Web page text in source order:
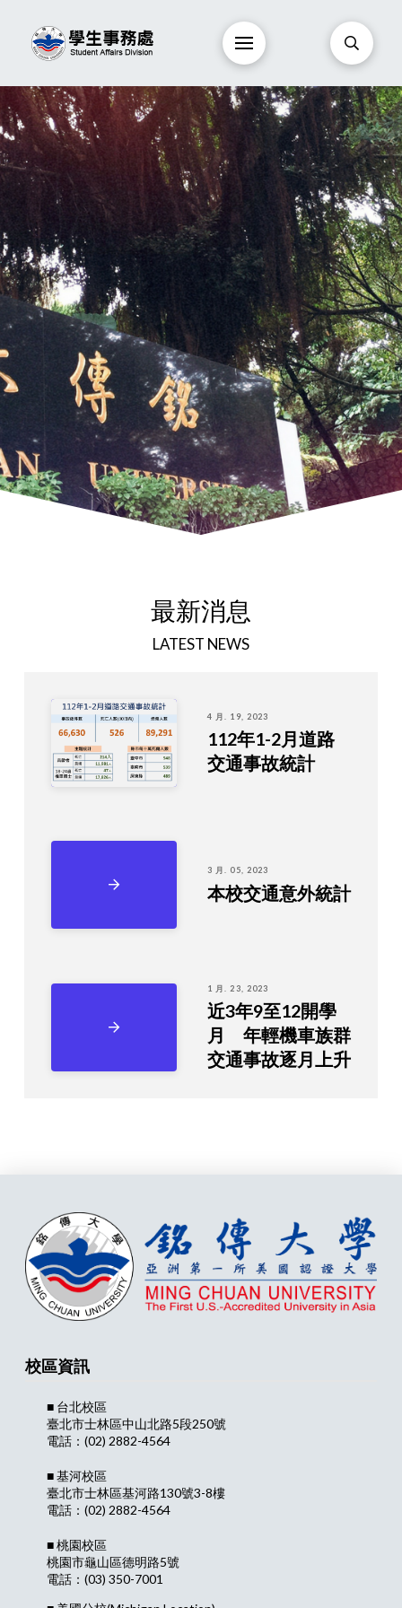
最新消息
LATEST NEWS
4 月. 19, 2023
112年1-2月道路
交通事故統計
3 月. 05, 2023
本校交通意外統計
1 月. 23, 2023
近3年9至12開學
月 年輕機車族群
交通事故逐月上升
校區資訊
■ 台北校區
臺北市士林區中山北路5段250號
電話：(02) 2882-4564
■ 基河校區
臺北市士林區基河路130號3-8樓
電話：(02) 2882-4564
■ 桃園校區
桃園市龜山區德明路5號
電話：(03) 350-7001